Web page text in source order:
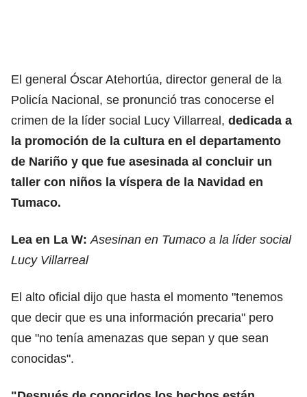
El general Óscar Atehortúa, director general de la
Policía Nacional, se pronunció tras conocerse el
crimen de la líder social Lucy Villarreal, dedicada a
la promoción de la cultura en el departamento
de Nariño y que fue asesinada al concluir un
taller con niños la víspera de la Navidad en
Tumaco.
Lea en La W: Asesinan en Tumaco a la líder social
Lucy Villarreal
El alto oficial dijo que hasta el momento "tenemos
que decir que es una información precaria" pero
que "no tenía amenazas que sepan y que sean
conocidas".